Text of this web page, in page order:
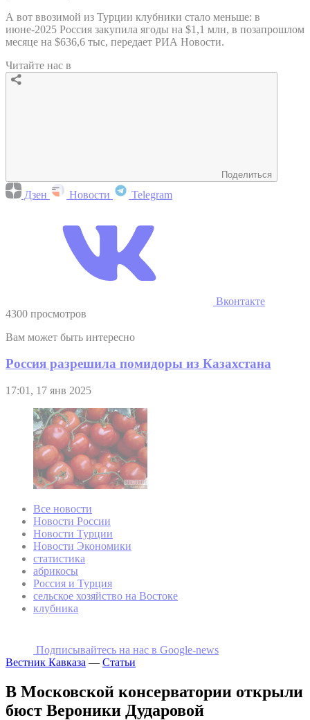
А вот ввозимой из Турции клубники стало меньше: в
июне-2025 Россия закупила ягоды на $1,1 млн, в позапрошлом
месяце на $636,6 тыс, передает РИА Новости.
Читайте нас в
Поделиться
Дзен Новости Telegram
Вконтакте
4300 просмотров
Вам может быть интересно
Россия разрешила помидоры из Казахстана
17:01, 17 янв 2025
Все новости
Новости России
Новости Турции
Новости Экономики
статистика
абрикосы
Россия и Турция
сельское хозяйство на Востоке
клубника
Подписывайтесь на наc в Google-news
Вестник Кавказа — Статьи
В Московской консерватории открыли
бюст Вероники Дударовой